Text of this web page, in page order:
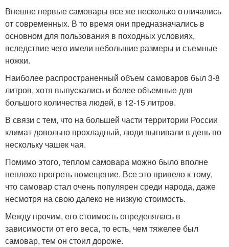
Внешне первые самовары все же несколько отличались
от современных. В то время они предназначались в
основном для пользования в походных условиях,
вследствие чего имели небольшие размеры и съемные
ножки.
Наиболее распространенный объем самоваров был 3-8
литров, хотя выпускались и более объемные для
большого количества людей, в 12-15 литров.
В связи с тем, что на большей части территории России
климат довольно прохладный, люди выпивали в день по
нескольку чашек чая.
Помимо этого, теплом самовара можно было вполне
неплохо прогреть помещение. Все это привело к тому,
что самовар стал очень популярен среди народа, даже
несмотря на свою далеко не низкую стоимость.
Между прочим, его стоимость определялась в
зависимости от его веса, то есть, чем тяжелее был
самовар, тем он стоил дороже.